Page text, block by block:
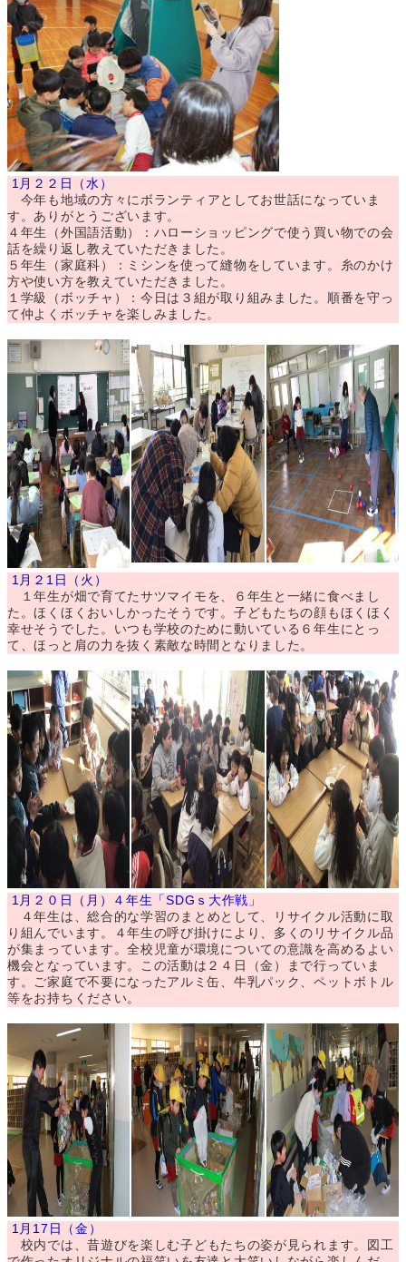
1月２２日（水）
今年も地域の方々にボランティアとしてお世話になっていま
す。ありがとうございます。
４年生（外国語活動）：ハローショッピングで使う買い物での会
話を繰り返し教えていただきました。
５年生（家庭科）：ミシンを使って縫物をしています。糸のかけ
方や使い方を教えていただきました。
１学級（ボッチャ）：今日は３組が取り組みました。順番を守っ
て仲よくボッチャを楽しみました。
1月２1日（火）
１年生が畑で育てたサツマイモを、６年生と一緒に食べまし
た。ほくほくおいしかったそうです。子どもたちの顔もほくほく
幸せそうでした。いつも学校のために動いている６年生にとっ
て、ほっと肩の力を抜く素敵な時間となりました。
1月２０日（月）４年生「SDGｓ大作戦」
４年生は、総合的な学習のまとめとして、リサイクル活動に取
り組んでいます。４年生の呼び掛けにより、多くのリサイクル品
が集まっています。全校児童が環境についての意識を高めるよい
機会となっています。この活動は２４日（金）まで行っていま
す。ご家庭で不要になったアルミ缶、牛乳パック、ペットボトル
等をお持ちください。
1月17日（金）
校内では、昔遊びを楽しむ子どもたちの姿が見られます。図工